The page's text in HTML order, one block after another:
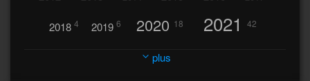
2018 4 2019 6 2020 18 2021 42
2023 32
plus